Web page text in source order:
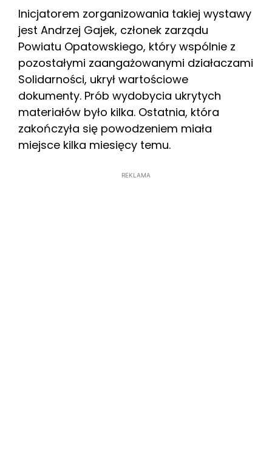
Inicjatorem zorganizowania takiej wystawy
jest Andrzej Gajek, członek zarządu
Powiatu Opatowskiego, który wspólnie z
pozostałymi zaangażowanymi działaczami
Solidarności, ukrył wartościowe
dokumenty. Prób wydobycia ukrytych
materiałów było kilka. Ostatnia, która
zakończyła się powodzeniem miała
miejsce kilka miesięcy temu.
REKLAMA